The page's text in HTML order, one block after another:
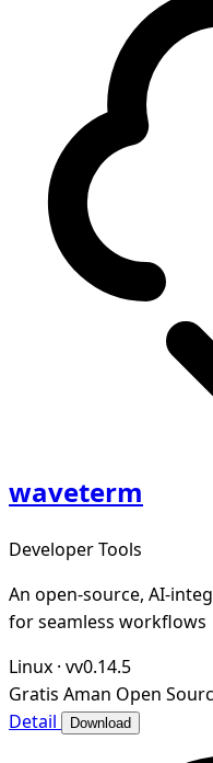
waveterm
Developer Tools
An open-source, AI-
for seamless workflows
Linux · vv0.14.5
Gratis Aman Open
Detail
Download